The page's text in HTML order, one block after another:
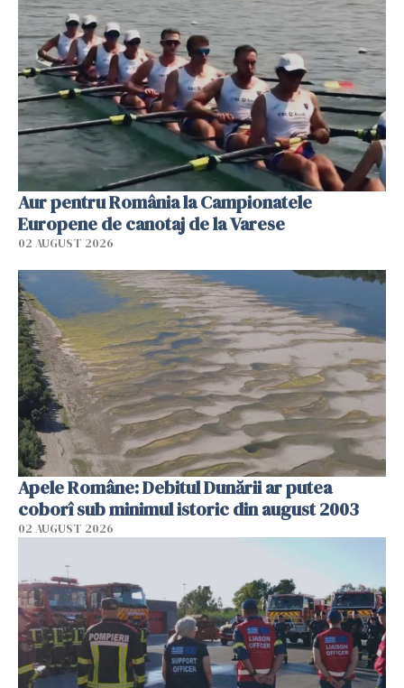
Aur pentru România la Campionatele
Europene de canotaj de la Varese
02 AUGUST 2026
Apele Române: Debitul Dunării ar putea
coborî sub minimul istoric din august 2003
02 AUGUST 2026